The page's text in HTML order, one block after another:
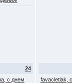
24
с днем
favacletlak, с